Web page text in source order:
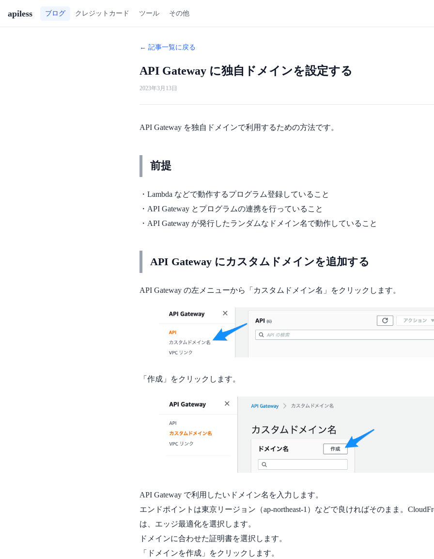
apiless ブログ クレジットカード ツール その他
← 記事一覧に戻る
API Gateway に独自ドメインを設定する
2023年3月13日
API Gateway を独自ドメインで利用するための方法です。
前提
・Lambda などで動作するプログラム登録していること
・API Gateway とプログラムの連携を行っていること
・API Gateway が発行したランダムなドメイン名で動作していること
API Gateway にカスタムドメインを追加する
API Gateway の左メニューから「カスタムドメイン名」をクリックします。
「作成」をクリックします。
API Gateway で利用したいドメイン名を入力します。
エンドポイントは東京リージョン（ap-northeast-1）などで良ければそのまま。
は、エッジ最適化を選択します。
ドメインに合わせた証明書を選択します。
「ドメインを作成」をクリックします。